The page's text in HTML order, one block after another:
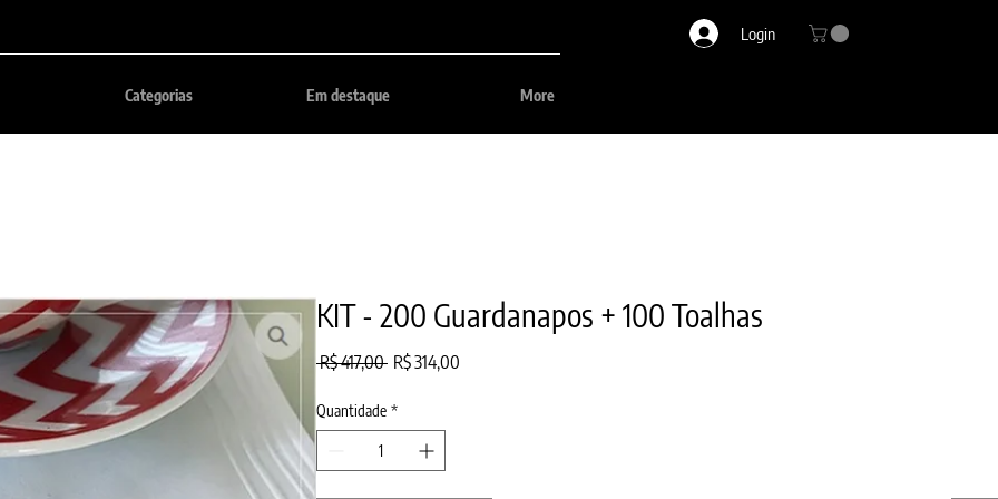
Categorias Em destaque More
Login
KIT - 200 Guardanapos + 100 Toalhas
R$ 417,00 Preço
R$ 314,00Preço
Quantidade *